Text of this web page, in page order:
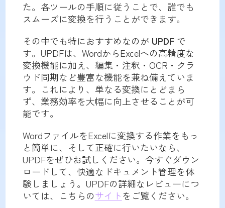
た。各ツールの手順に従うことで、誰でも
スムーズに変換を行うことができます。
その中でも特におすすめなのが UPDFで
す。UPDFは、WordからExcelへの高精度な
変換機能に加え、編集・注釈・OCR・クラ
ウド同期など豊富な機能を兼ね備えていま
す。これにより、単なる変換にとどまら
ず、業務効率を大幅に向上させることが可
能です。
WordファイルをExcelに変換する作業をもっ
と簡単に、そして正確に行いたいなら、
UPDFをぜひお試しください。今すぐダウン
ロードして、快適なドキュメント管理を体
験しましょう。UPDFの詳細なレビューにつ
いては、こちらのサイトをご覧ください。